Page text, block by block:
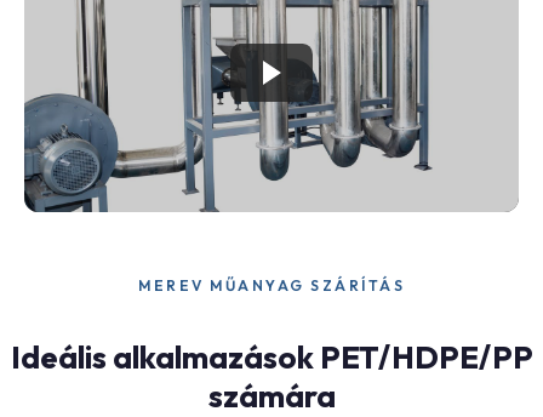
MEREV MŰANYAG SZÁRÍTÁS
Ideális alkalmazások PET/HDPE/PP
számára